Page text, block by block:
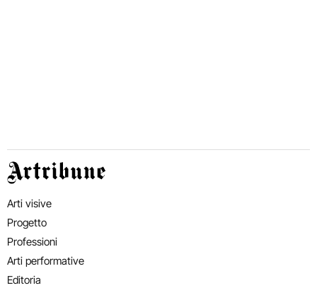
Artribune
Arti visive
Progetto
Professioni
Arti performative
Editoria